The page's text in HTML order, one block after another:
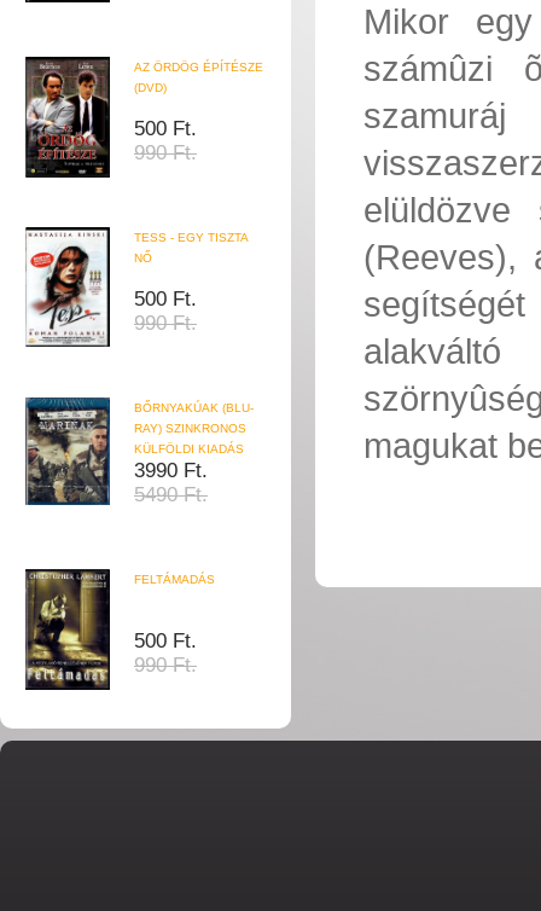
AZ ÖRDÖG ÉPÍTÉSZE
(DVD)
500 Ft.
990 Ft.
TESS - EGY TISZTA
NŐ
500 Ft.
990 Ft.
BŐRNYAKÚAK (BLU-
RAY) SZINKRONOS
KÜLFÖLDI KIADÁS
3990 Ft.
5490 Ft.
FELTÁMADÁS
500 Ft.
990 Ft.
Mikor
számûzi
(Reeves),
magukat